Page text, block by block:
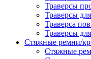
Траверсы
Траверсы
Траверса
Траверсы
Стяжные ремни/
Стяжные